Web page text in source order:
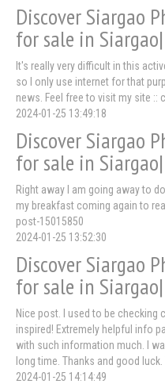
Discover Siargao
for sale in
It's really very difficult in this
so I only use internet for that
news. Feel free to visit my site ::
2024-01-25 13:49:18
Discover Siargao
for sale in
Right away I am going away to
my breakfast coming again to
post-15015850
2024-01-25 13:52:30
Discover Siargao
for sale in
Nice post. I used to be checking
inspired! Extremely helpful info
with such information much. I
long time. Thanks and good
2024-01-25 14:14:49